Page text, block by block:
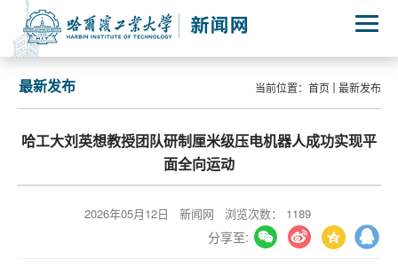
当前位置： 首页 最新发布
最新发布
哈工大刘英想教授团队研制厘米级压电机器人成功实现平
面全向运动
2026年05月12日 新闻网 浏览次数： 1189
分享至: